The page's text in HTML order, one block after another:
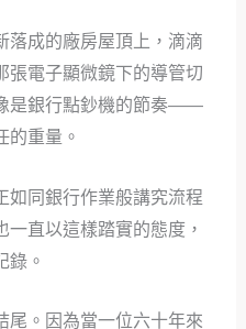
落成的廠房屋頂上，滴滴
張電子顯微鏡下的導管切
是銀行點鈔機的節奏——
的重量。
如同銀行作業般講究流程
一直以這樣踏實的態度，
錄。
尾。因為當一位六十年來